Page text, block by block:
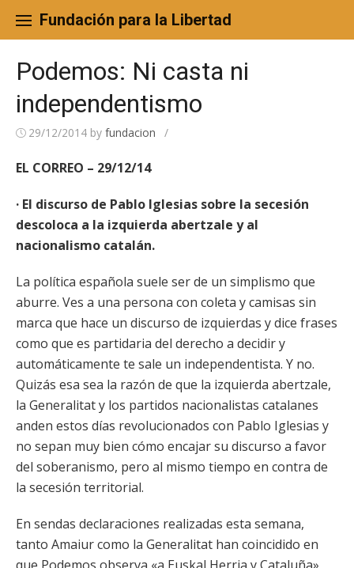
content
Fundación para la Libertad
Podemos: Ni casta ni
independentismo
29/12/2014 by fundacion /
EL CORREO – 29/12/14
· El discurso de Pablo Iglesias sobre la secesión
descoloca a la izquierda abertzale y al
nacionalismo catalán.
La política española suele ser de un simplismo que
aburre. Ves a una persona con coleta y camisas sin
marca que hace un discurso de izquierdas y dice frases
como que es partidaria del derecho a decidir y
automáticamente te sale un independentista. Y no.
Quizás esa sea la razón de que la izquierda abertzale,
la Generalitat y los partidos nacionalistas catalanes
anden estos días revolucionados con Pablo Iglesias y
no sepan muy bien cómo encajar su discurso a favor
del soberanismo, pero al mismo tiempo en contra de
la secesión territorial.
En sendas declaraciones realizadas esta semana,
tanto Amaiur como la Generalitat han coincidido en